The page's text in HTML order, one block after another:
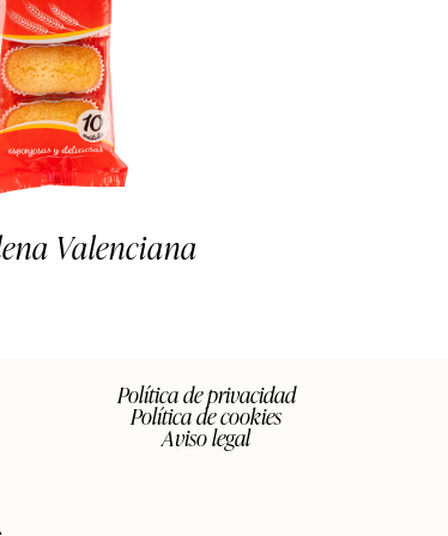
Valenciana
Política de privacidad
Política de cookies
Aviso legal